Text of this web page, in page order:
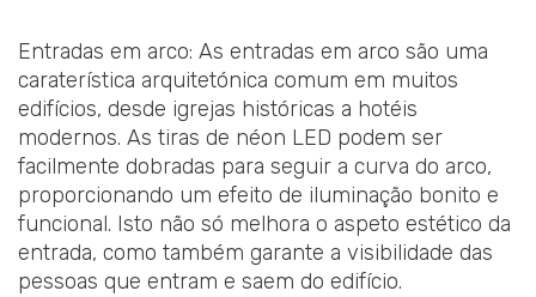
Entradas em arco: As entradas em arco são uma
caraterística arquitetónica comum em muitos
edifícios, desde igrejas históricas a hotéis
modernos. As tiras de néon LED podem ser
facilmente dobradas para seguir a curva do arco,
proporcionando um efeito de iluminação bonito e
funcional. Isto não só melhora o aspeto estético da
entrada, como também garante a visibilidade das
pessoas que entram e saem do edifício.